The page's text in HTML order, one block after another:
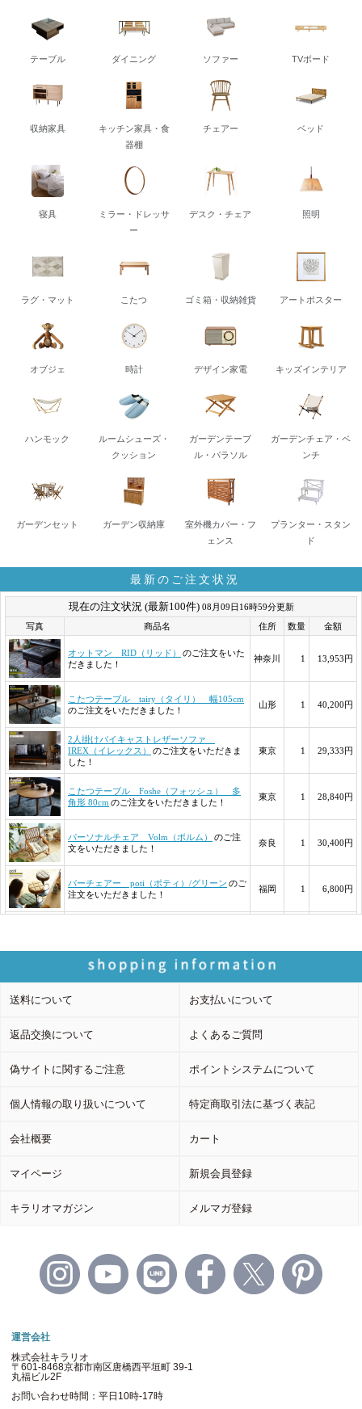
テーブル ダイニング ソファー TVボード
収納家具
キッチン家具・食
器棚
チェアー ベッド
寝具
ミラー・ドレッサ
ー
デスク・チェア 照明
ラグ・マット こたつ ゴミ箱・収納雑貨 アートポスター
オブジェ 時計 デザイン家電 キッズインテリア
ハンモック
ルームシューズ・
クッション
ガーデンテーブ
ル・パラソル
ガーデンチェア・ベ
ンチ
ガーデンセット ガーデン収納庫
室外機カバー・フ
ェンス
プランター・スタン
ド
最新のご注文状況
送料について お支払いについて
返品交換について よくあるご質問
偽サイトに関するご注意 ポイントシステムについて
個人情報の取り扱いについて 特定商取引法に基づく表記
会社概要 カート
マイページ 新規会員登録
キラリオマガジン メルマガ登録
運営会社
株式会社キラリオ
〒601-8468京都市南区唐橋西平垣町 39-1
丸福ビル2F
お問い合わせ時間：平日10時-17時